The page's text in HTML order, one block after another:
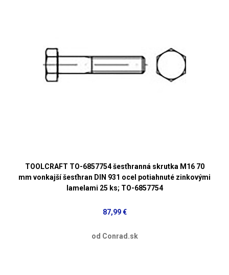
TOOLCRAFT TO-6857754 šesťhranná skrutka M16 70
mm vonkajší šesťhran DIN 931 ocel potiahnuté zinkovými
lamelami 25 ks; TO-6857754
87,99 €
od Conrad.sk